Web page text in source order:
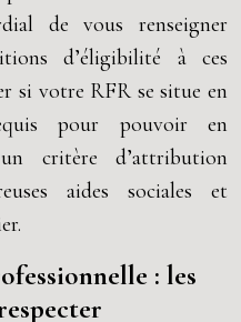
de vous renseigner
d’éligibilité à ces
si votre RFR se situe en
pour pouvoir en
critère d’attribution
aides sociales et
: les